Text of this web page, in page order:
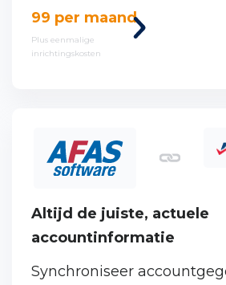
Bekijk
deze
99 per maand
Plus eenmalige
inrichtingskosten
Altijd de juiste, actuele
accountinformatie
Synchroniseer